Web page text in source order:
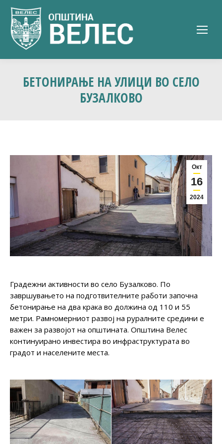
БЕТОНИРАЊЕ НА УЛИЦИ ВО СЕЛО
БУЗАЛКОВО
Окт
16
2024
Градежни активности во село Бузалково. По
завршувањето на подготвителните работи започна
бетонирање на два крака во должина од 110 и 55
метри. Рамномерниот развој на руралните средини е
важен за развојот на општината. Општина Велес
континуирано инвестира во инфраструктурата во
градот и населените места.